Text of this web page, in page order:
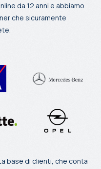
da 12 anni e abbiamo
che sicuramente
base di clienti, che conta